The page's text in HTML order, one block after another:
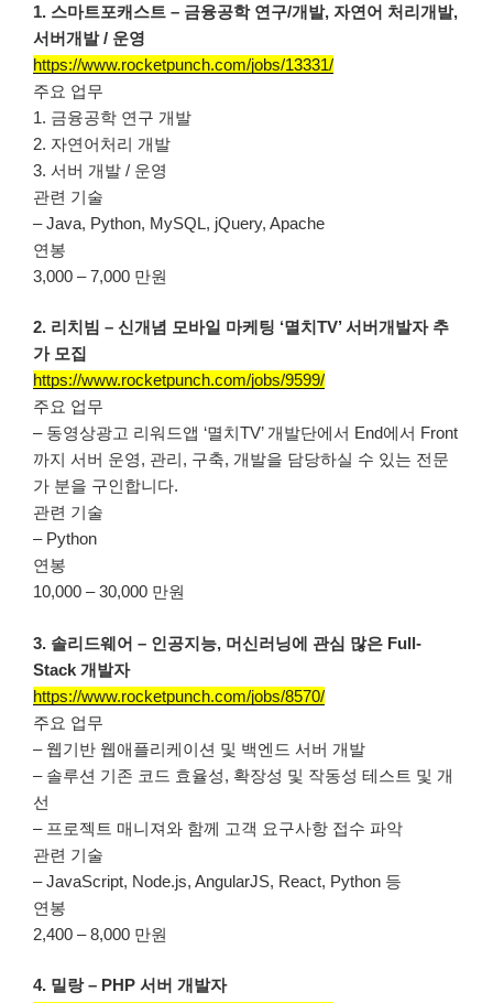
1. 스마트포캐스트 – 금융공학 연구/개발, 자연어 처리개발,
서버개발 / 운영
https://www.rocketpunch.com/jobs/13331/
주요 업무
1. 금융공학 연구 개발
2. 자연어처리 개발
3. 서버 개발 / 운영
관련 기술
– Java, Python, MySQL, jQuery, Apache
연봉
3,000 – 7,000 만원
2. 리치빔 – 신개념 모바일 마케팅 ‘멸치TV’ 서버개발자 추
가 모집
https://www.rocketpunch.com/jobs/9599/
주요 업무
– 동영상광고 리워드앱 ‘멸치TV’ 개발단에서 End에서 Front
까지 서버 운영, 관리, 구축, 개발을 담당하실 수 있는 전문
가 분을 구인합니다.
관련 기술
– Python
연봉
10,000 – 30,000 만원
3. 솔리드웨어 – 인공지능, 머신러닝에 관심 많은 Full-
Stack 개발자
https://www.rocketpunch.com/jobs/8570/
주요 업무
– 웹기반 웹애플리케이션 및 백엔드 서버 개발
– 솔루션 기존 코드 효율성, 확장성 및 작동성 테스트 및 개
선
– 프로젝트 매니져와 함께 고객 요구사항 접수 파악
관련 기술
– JavaScript, Node.js, AngularJS, React, Python 등
연봉
2,400 – 8,000 만원
4. 밀랑 – PHP 서버 개발자